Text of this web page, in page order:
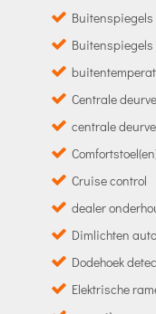
Centrale
centrale
Cruise control
dealer
Dimlichten
Dodehoek
Elektrische